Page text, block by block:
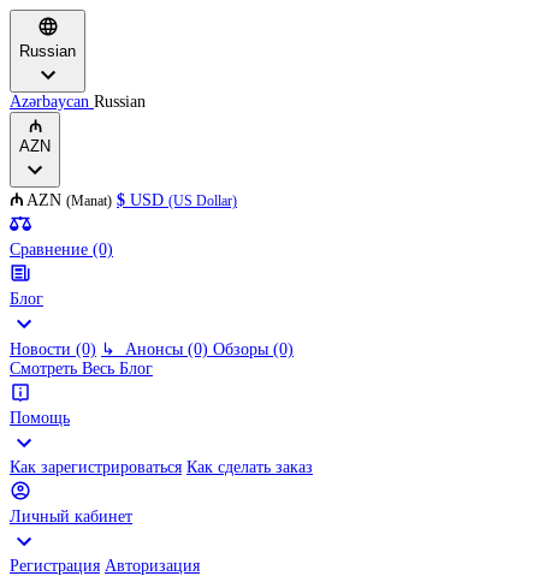
Russian
Azərbaycan Russian
₼
AZN
₼ AZN (Manat) $ USD (US Dollar)
Сравнение (0)
Блог
Новости (0) ↳ Анонсы (0) Обзоры (0)
Смотреть Весь Блог
Помощь
Как зарегистрироваться Как сделать заказ
Личный кабинет
Регистрация Авторизация